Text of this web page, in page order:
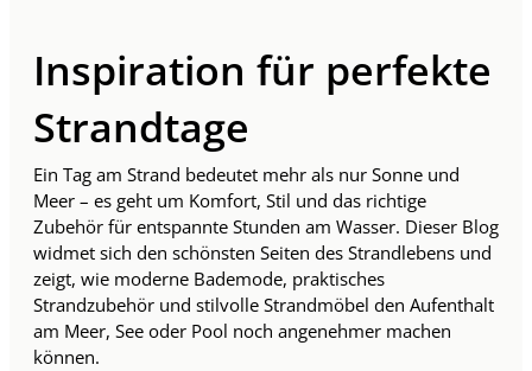
Inspiration für perfekte
Strandtage
Ein Tag am Strand bedeutet mehr als nur Sonne und
Meer – es geht um Komfort, Stil und das richtige
Zubehör für entspannte Stunden am Wasser. Dieser Blog
widmet sich den schönsten Seiten des Strandlebens und
zeigt, wie moderne Bademode, praktisches
Strandzubehör und stilvolle Strandmöbel den Aufenthalt
am Meer, See oder Pool noch angenehmer machen
können.